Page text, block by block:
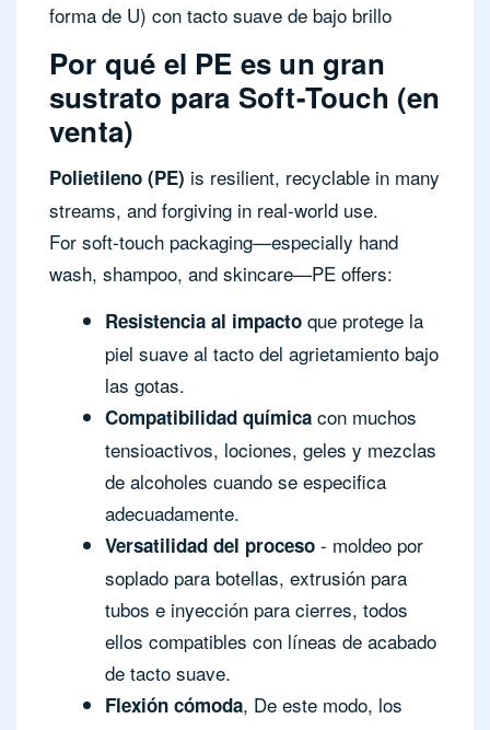
forma de U) con tacto suave de bajo brillo
Por qué el PE es un gran
sustrato para Soft-Touch (en
venta)
Polietileno (PE) is resilient, recyclable in many
streams, and forgiving in real-world use.
For soft-touch packaging—especially hand
wash, shampoo, and skincare—PE offers:
Resistencia al impacto que protege la
piel suave al tacto del agrietamiento bajo
las gotas.
Compatibilidad química con muchos
tensioactivos, lociones, geles y mezclas
de alcoholes cuando se especifica
adecuadamente.
Versatilidad del proceso - moldeo por
soplado para botellas, extrusión para
tubos e inyección para cierres, todos
ellos compatibles con líneas de acabado
de tacto suave.
Flexión cómoda, De este modo, los